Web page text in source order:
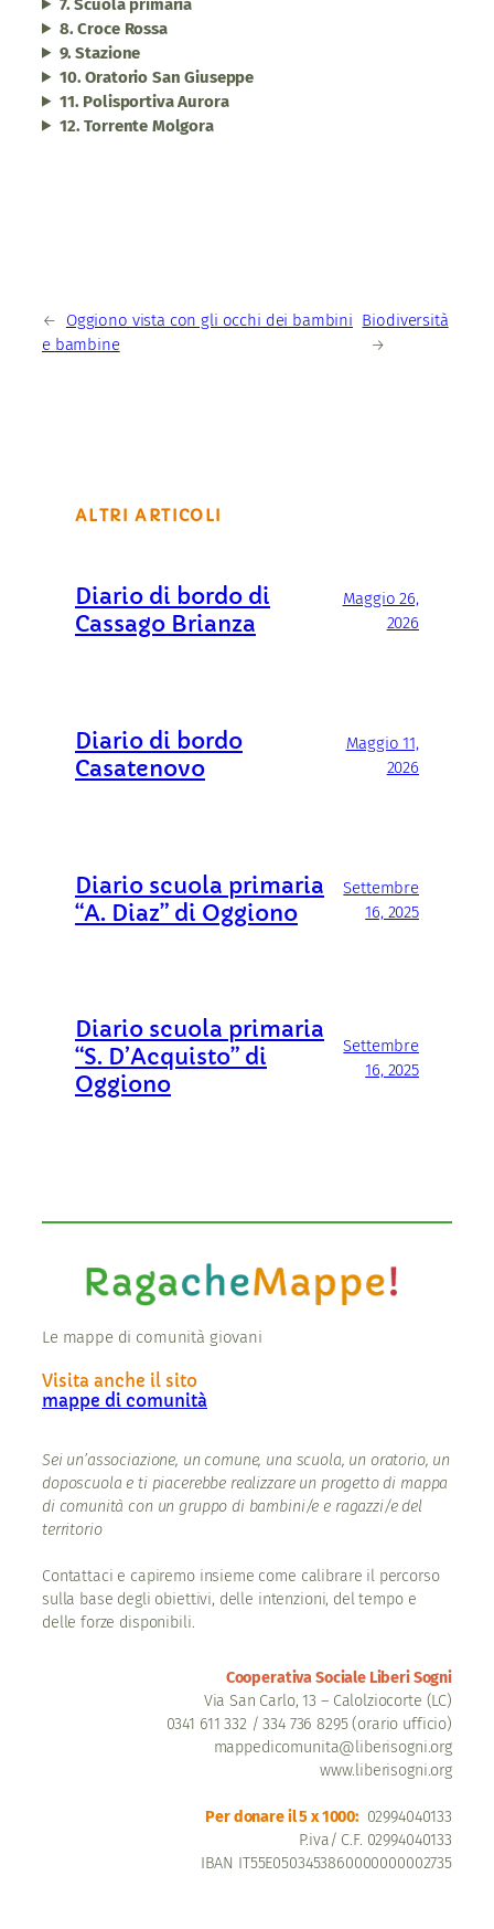
7. Scuola primaria
8. Croce Rossa
9. Stazione
10. Oratorio San Giuseppe
11. Polisportiva Aurora
12. Torrente Molgora
←
Oggiono vista con gli occhi dei bambini
e bambine
Biodiversità
→
ALTRI ARTICOLI
Diario di bordo di
Cassago Brianza
Maggio 26,
2026
Diario di bordo
Casatenovo
Maggio 11,
2026
Diario scuola primaria
“A. Diaz” di Oggiono
Settembre
16, 2025
Diario scuola primaria
“S. D’Acquisto” di
Oggiono
Settembre
16, 2025
Le mappe di comunità giovani
Visita anche il sito
mappe di comunità
Sei un’associazione, un comune, una scuola, un oratorio, un
doposcuola e ti piacerebbe realizzare un progetto di mappa
di comunità con un gruppo di bambini/e e ragazzi/e del
territorio
Contattaci e capiremo insieme come calibrare il percorso
sulla base degli obiettivi, delle intenzioni, del tempo e
delle forze disponibili.
Cooperativa Sociale Liberi Sogni
Via San Carlo, 13 – Calolziocorte (LC)
0341 611 332 / 334 736 8295 (orario ufficio)
mappedicomunita@liberisogni.org
www.liberisogni.org
Per donare il 5 x 1000:02994040133
P.iva/ C.F. 02994040133
IBAN IT55E0503453860000000002735